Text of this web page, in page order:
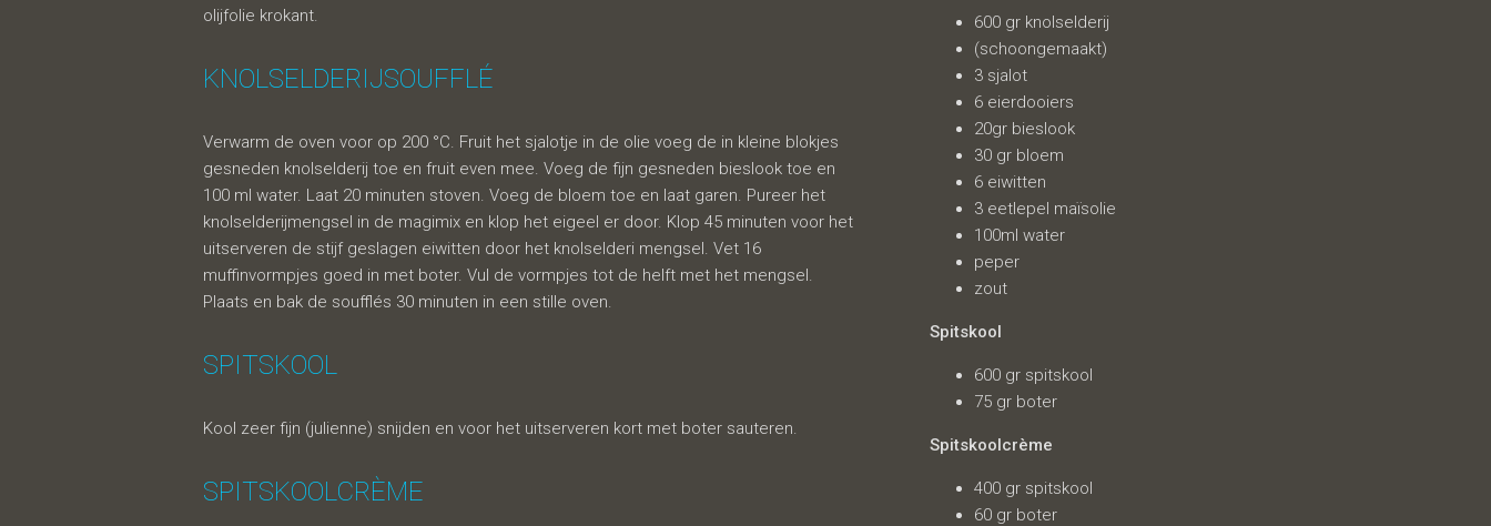
olijfolie krokant.
KNOLSELDERIJSOUFFLÉ
Verwarm de oven voor op 200 °C. Fruit het sjalotje in de olie voeg de in kleine blokjes
gesneden knolselderij toe en fruit even mee. Voeg de fijn gesneden bieslook toe en
100 ml water. Laat 20 minuten stoven. Voeg de bloem toe en laat garen. Pureer het
knolselderijmengsel in de magimix en klop het eigeel er door. Klop 45 minuten voor het
uitserveren de stijf geslagen eiwitten door het knolselderi mengsel. Vet 16
muffinvormpjes goed in met boter. Vul de vormpjes tot de helft met het mengsel.
Plaats en bak de soufflés 30 minuten in een stille oven.
SPITSKOOL
Kool zeer fijn (julienne) snijden en voor het uitserveren kort met boter sauteren.
SPITSKOOLCRÈME
600 gr knolselderij
(schoongemaakt)
3 sjalot
6 eierdooiers
20gr bieslook
30 gr bloem
6 eiwitten
3 eetlepel maïsolie
100ml water
peper
zout
Spitskool
600 gr spitskool
75 gr boter
Spitskoolcrème
400 gr spitskool
60 gr boter